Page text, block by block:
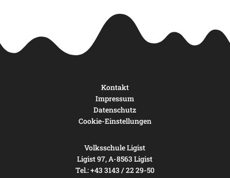
Kontakt
Impressum
Datenschutz
Cookie-Einstellungen
Volksschule Ligist
Ligist 97, A-8563 Ligist
Tel.: +43 3143 / 22 29-50